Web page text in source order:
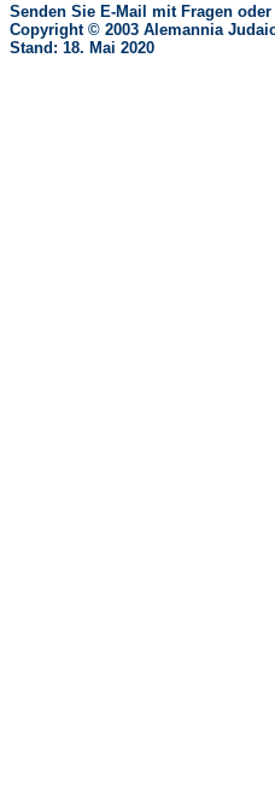
Senden Sie E-Mail mit Fragen
Copyright © 2003 Alemannia
Stand: 18. Mai 2020